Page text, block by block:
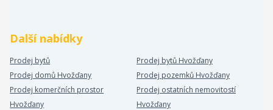
Další nabídky
Prodej bytů
Prodej bytů Hvožďany
Prodej domů Hvožďany
Prodej pozemků Hvožďany
Prodej komerčních prostor
Hvožďany
Prodej ostatních nemovitostí
Hvožďany